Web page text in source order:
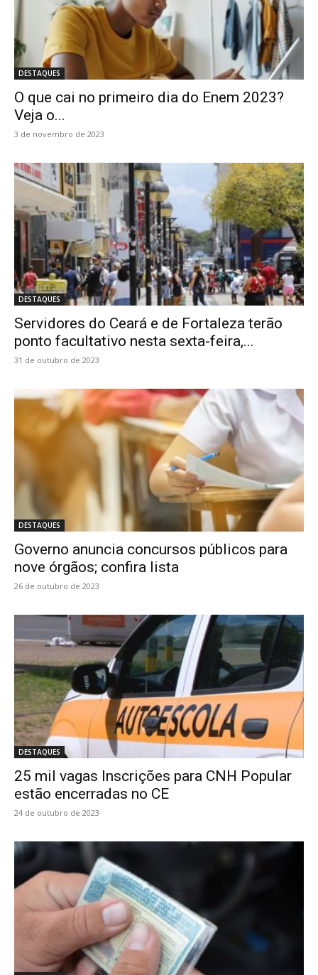
DESTAQUES
O que cai no primeiro dia do Enem 2023?
Veja o...
3 de novembro de 2023
DESTAQUES
Servidores do Ceará e de Fortaleza terão
ponto facultativo nesta sexta-feira,...
31 de outubro de 2023
DESTAQUES
Governo anuncia concursos públicos para
nove órgãos; confira lista
26 de outubro de 2023
DESTAQUES
25 mil vagas Inscrições para CNH Popular
estão encerradas no CE
24 de outubro de 2023